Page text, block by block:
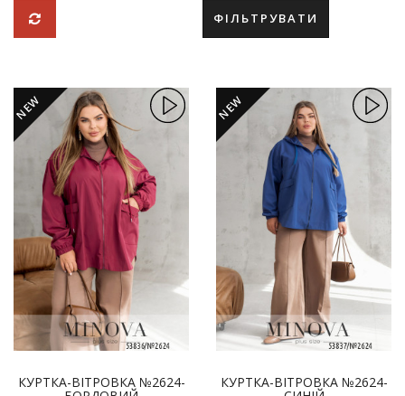
ФІЛЬТРУВАТИ
NEW
КУРТКА-ВІТРОВКА №2624-
NEW
КУРТКА-ВІТРОВКА №2624-